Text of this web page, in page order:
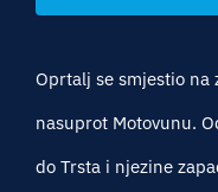
Oprtalj se smjestio na
nasuprot Motovunu.
do Trsta i njezine